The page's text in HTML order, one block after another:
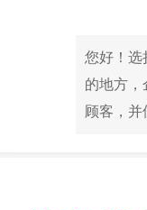
您好！选
的地方，
顾客，并